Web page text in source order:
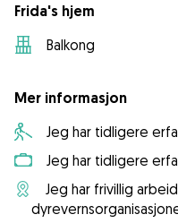
Frida's hjem
Balkong
Mer informasjon
Jeg har tidligere
Jeg har tidligere
Jeg har frivillig